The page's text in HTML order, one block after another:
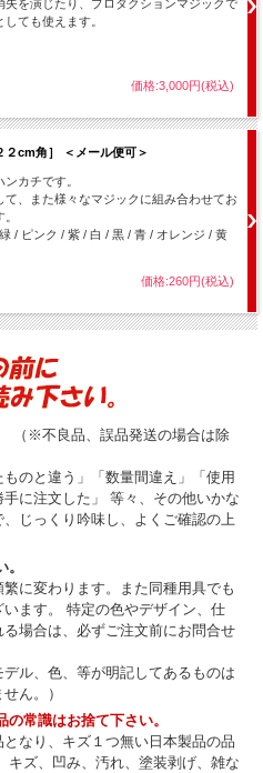
失を演じたり、プロダクションマジックで
ても使えます。
価格:3,000円(税込)
２cm角］ ＜メール便可＞
カチです。
て、また様々なマジックに組み合わせてお
/ ピンク / 紫 / 白 / 黒 / 青 / オレンジ / 黄
価格:260円(税込)
（※不良品、誤品発送の場合は除
ものと違う」「数量間違え」「使用
に注文した」 等々、その他いかな
じっくり吟味し、よくご確認の上
に変わります。また同種用具でも
ます。 特定の色やデザイン、仕
場合は、必ずご注文前にお問合せ
ル、色、等が明記してあるものは
ん。）
の常識はお捨て下さい。
なり、キズ１つ無い日本製品の品
キズ、凹み、汚れ、塗装剥げ、雑な